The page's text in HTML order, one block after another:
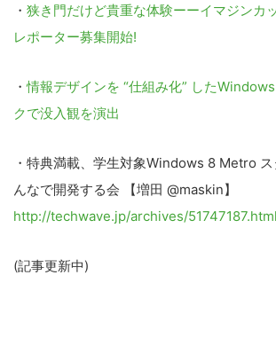
・ 狭き門だけど貴重な体験ーーイマジンカ
レポーター募集開始!
・情報デザインを “仕組み化” した
クで没入観を演出
・特典満載、学生対象Windows 8 Metro
んなで開発する会 【増田 @maskin】
http://techwave.jp/archives/51747187.html
(記事更新中)